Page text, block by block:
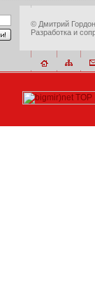
© Дмитрий Гордон
Разработка и